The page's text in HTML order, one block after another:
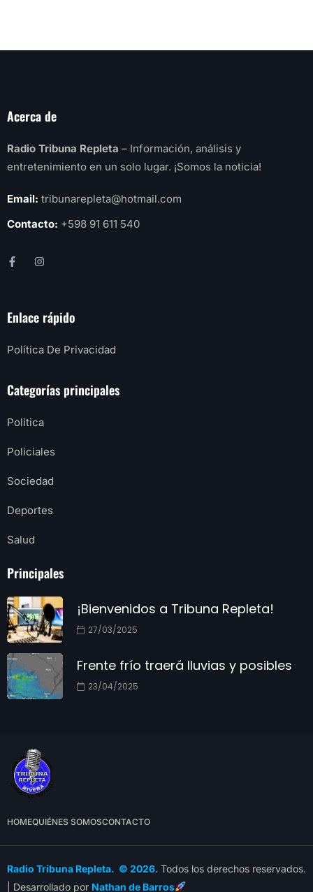
Acerca de
Radio Tribuna Repleta – Información, análisis y
entretenimiento en un solo lugar. ¡Somos la noticia!
Email: tribunarepleta@hotmail.com
Contacto: +598 91 611 540
Enlace rápido
Política De Privacidad
Categorías principales
Política
Policiales
Sociedad
Deportes
Salud
Principales
¡Bienvenidos a Tribuna Repleta!
27/03/2025
Frente frío traerá lluvias y posibles
23/04/2025
HOMEQUIÉNES SOMOSCONTACTO
Radio Tribuna Repleta. © 2026. Todos los derechos reservados.
| Desarrollado por Nathan de Barros